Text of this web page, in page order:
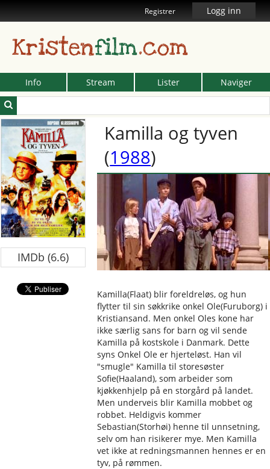
Registrer Logg inn
Kristenfilm.com
Info Stream Lister Naviger
IMDb (6.6)
Kamilla og tyven
(1988)
Kamilla(Flaat) blir foreldreløs, og hun
flytter til sin søkkrike onkel Ole(Furuborg) i
Kristiansand. Men onkel Oles kone har
ikke særlig sans for barn og vil sende
Kamilla på kostskole i Danmark. Dette
syns Onkel Ole er hjerteløst. Han vil
"smugle" Kamilla til storesøster
Sofie(Haaland), som arbeider som
kjøkkenhjelp på en storgård på landet.
Men underveis blir Kamilla mobbet og
robbet. Heldigvis kommer
Sebastian(Storhøi) henne til unnsetning,
selv om han risikerer mye. Men Kamilla
vet ikke at redningsmannen hennes er en
tyv, på rømmen.